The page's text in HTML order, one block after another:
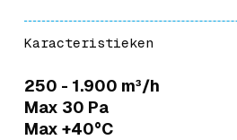
Karacteristieken
250 - 1.900 m³/h
Max 30 Pa
Max +40°C